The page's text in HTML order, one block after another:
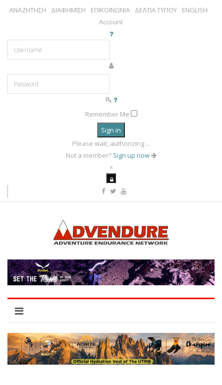
ΑΝΑΖΗΤΗΣΗ ΔΙΑΦΗΜΙΣΗ ΕΠΙΚΟΙΝΩΝΙΑ ΔΕΛΤΙΑ ΤΥΠΟΥ
ENGLISH
Account
Remember Me
Sign in
Please wait, authorizing ...
Not a member? Sign up now
×